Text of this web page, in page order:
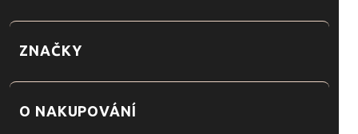
ZNAČKY
O NAKUPOVÁNÍ